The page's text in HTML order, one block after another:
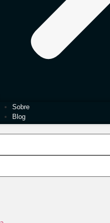
Sobre
Blog